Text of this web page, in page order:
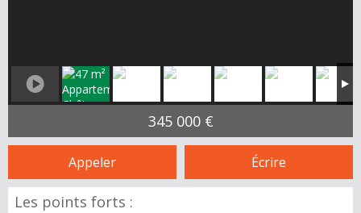
345 000 €
Appeler Écrire
Les points forts :